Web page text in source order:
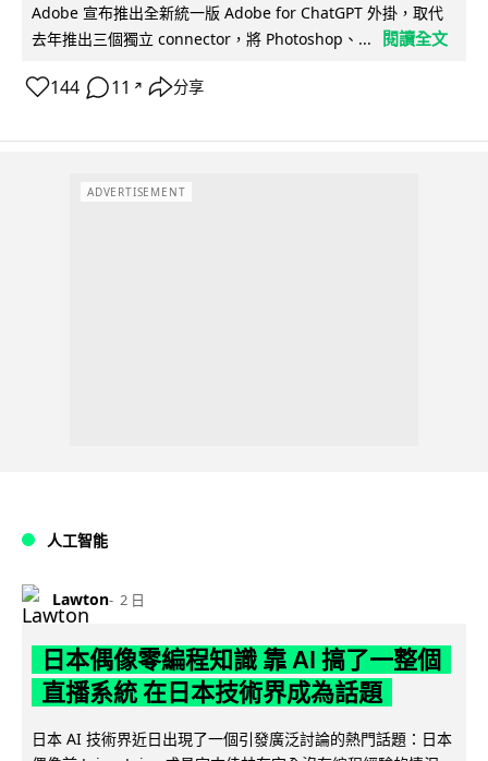
Adobe 宣布推出全新統一版 Adobe for ChatGPT 外掛，取代
去年推出三個獨立 connector，將 Photoshop、...
閱讀全文
144 11 ↗ 分享
ADVERTISEMENT
人工智能
Lawton 2 日
日本偶像零編程知識 靠 AI 搞了一整個
直播系統 在日本技術界成為話題
日本 AI 技術界近日出現了一個引發廣泛討論的熱門話題：日本